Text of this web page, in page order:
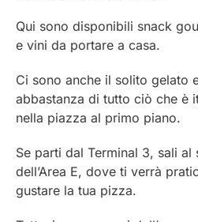
Qui sono disponibili snack
e vini da portare a casa.
Ci sono anche il solito gelato
abbastanza di tutto ciò che è
nella piazza al primo piano.
Se parti dal Terminal 3, sali al
dell’Area E, dove ti verrà
gustare la tua pizza.